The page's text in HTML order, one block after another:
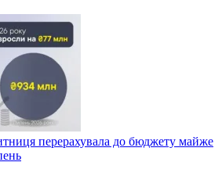
перерахувала до бюджету майже